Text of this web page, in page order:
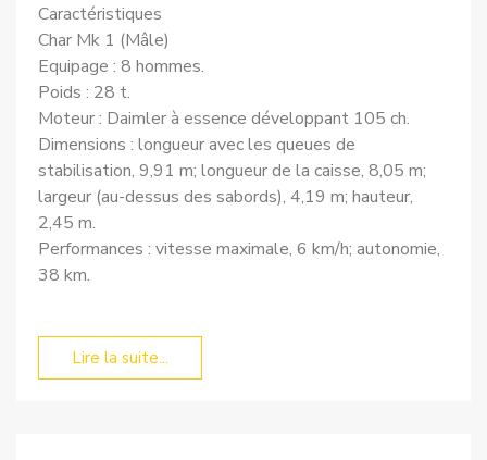
Caractéristiques
Char Mk 1 (Mâle)
Equipage : 8 hommes.
Poids : 28 t.
Moteur : Daimler à essence développant 105 ch.
Dimensions : longueur avec les queues de
stabilisation, 9,91 m; longueur de la caisse, 8,05 m;
largeur (au-dessus des sabords), 4,19 m; hauteur,
2,45 m.
Performances : vitesse maximale, 6 km/h; autonomie,
38 km.
Lire la suite...